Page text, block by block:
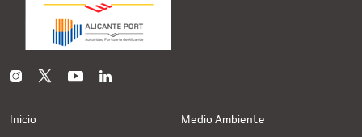
Inicio Medio Ambiente